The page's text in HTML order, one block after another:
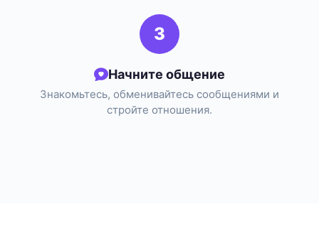
3
Начните общение
Знакомьтесь, обменивайтесь сообщениями и
стройте отношения.